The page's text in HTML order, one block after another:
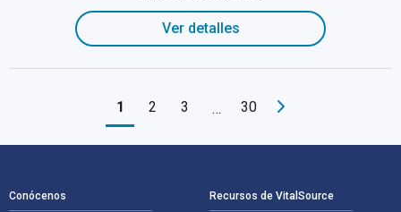
Ver detalles
1 2 3 … 30
Conócenos Recursos de VitalSource